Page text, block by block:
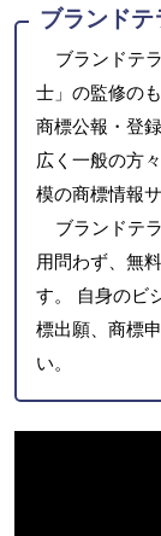
ブランド
ブランドテ
士」の監修の
商標公報・登
広く一般の方
模の商標情報
ブランドテ
用問わず、無
す。 自身のビ
標出願、商標
い。